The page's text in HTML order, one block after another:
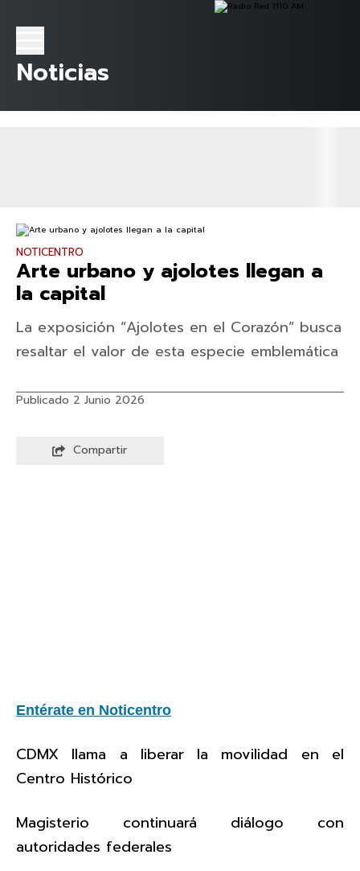
Noticias
NOTICENTRO
Arte urbano y ajolotes llegan a
la capital
La exposición “Ajolotes en el Corazón” busca
resaltar el valor de esta especie emblemática
Publicado 2 Junio 2026
Compartir
Entérate en Noticentro
CDMX llama a liberar la movilidad en el
Centro Histórico
Magisterio continuará diálogo con
autoridades federales